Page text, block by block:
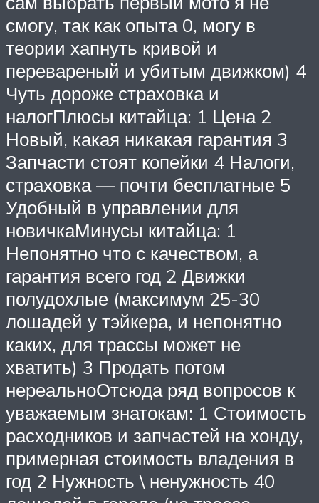
смогу, так как опыта 0, могу в
теории хапнуть кривой и
перевареный и убитым движком) 4
Чуть дороже страховка и
налогПлюсы китайца: 1 Цена 2
Новый, какая никакая гарантия 3
Запчасти стоят копейки 4 Налоги,
страховка — почти бесплатные 5
Удобный в управлении для
новичкаМинусы китайца: 1
Непонятно что с качеством, а
гарантия всего год 2 Движки
полудохлые (максимум 25-30
лошадей у тэйкера, и непонятно
каких, для трассы может не
хватить) 3 Продать потом
нереальноОтсюда ряд вопросов к
уважаемым знатокам: 1 Стоимость
расходников и запчастей на хонду,
примерная стоимость владения в
год 2 Нужность \ ненужность 40